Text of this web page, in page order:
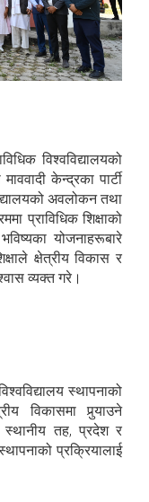
विश्वविद्यालयको
केन्द्रका पार्टी
अवलोकन तथा
प्राविधिक शिक्षाको
योजनाहरूबारे
क्षेत्रीय विकास र
व्यक्त गरे।
स्थापनाको
विकासमा पुर्‍याउने
स्थानीय तह, प्रदेश र
प्रक्रियालाई